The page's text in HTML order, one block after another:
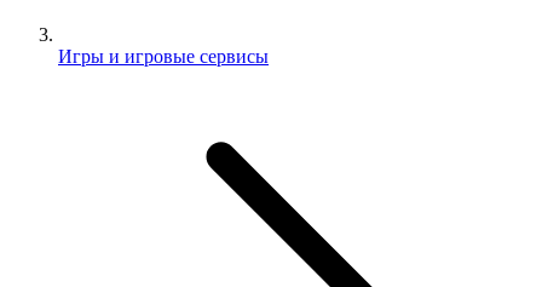
Игры и игровые сервисы